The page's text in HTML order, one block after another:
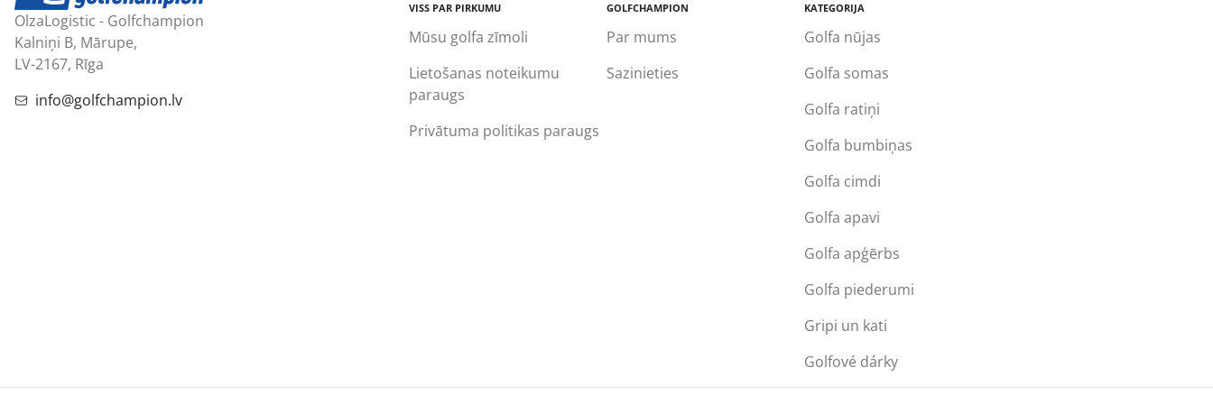
OlzaLogistic - Golfchampion
Kalniņi B, Mārupe,
LV-2167, Rīga
info@golfchampion.lv
VISS PAR PIRKUMU
Mūsu golfa zīmoli
Lietošanas noteikumu
paraugs
Privātuma politikas paraugs
GOLFCHAMPION
Par mums
Sazinieties
KATEGORIJA
Golfa nūjas
Golfa somas
Golfa ratiņi
Golfa bumbiņas
Golfa cimdi
Golfa apavi
Golfa apģērbs
Golfa piederumi
Gripi un kati
Golfové dárky